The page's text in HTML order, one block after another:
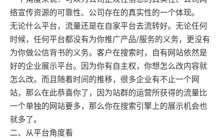
关于我们分享经验联系我们）
络宣传资源的可靠性、公司存在的真实性的一个体现。
无论什么平台，流量还是在自家平台去流转好。无论任何
时候，任何平台都没有为你推广产品/服务的义务，更没有
为你做公信背书的义务。客户在搜索时，自有网站依然是
好的企业展示平台。因为你有自主权，你想怎么改内容就
怎么改。而且随着时间的推移，很多企业有不止一个网
站，那么在此恭喜你了，因为站群的运营所获得的流量比
一个单独的网站要多，那么你在搜索引擎上的展示机会也
就多了。
二、从平台角度看